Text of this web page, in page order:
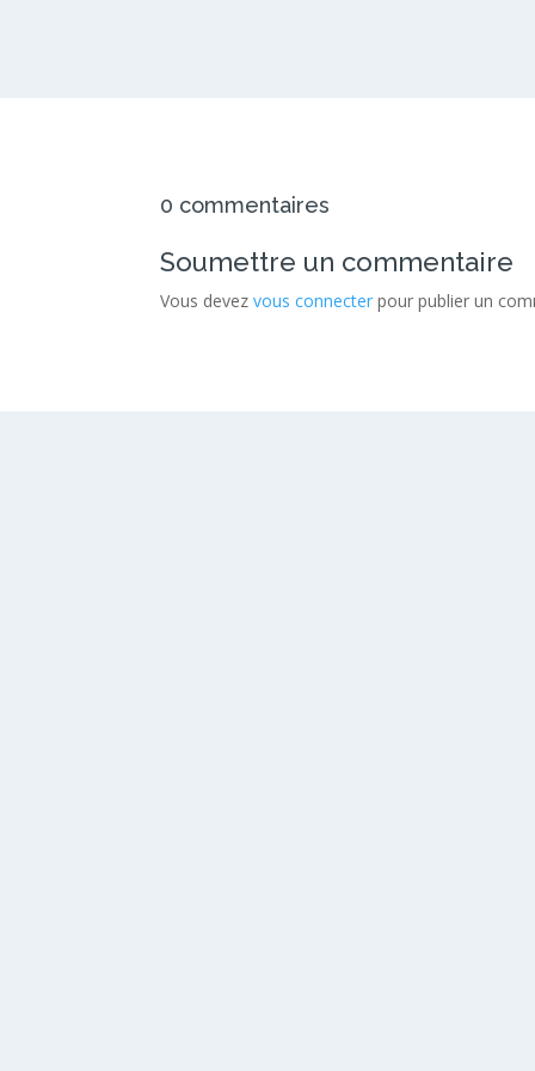
0 commentaires
Soumettre un commentaire
Vous devezvous connecter pour publier un